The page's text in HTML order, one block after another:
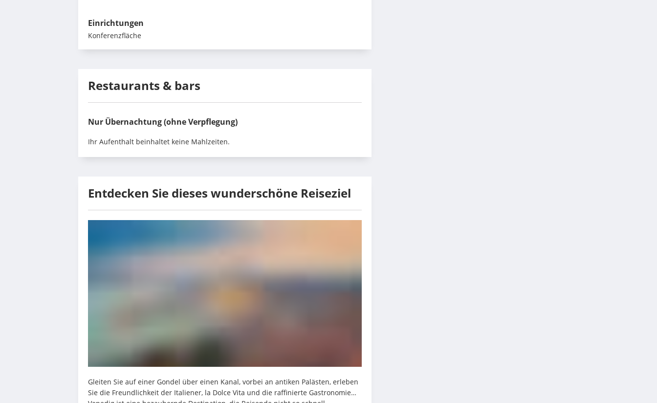
Einrichtungen
Konferenzfläche
Restaurants & bars
Nur Übernachtung (ohne Verpflegung)
Ihr Aufenthalt beinhaltet keine Mahlzeiten.
Entdecken Sie dieses wunderschöne Reiseziel
Gleiten Sie auf einer Gondel über einen Kanal, vorbei an antiken Palästen, erleben
Sie die Freundlichkeit der Italiener, la Dolce Vita und die raffinierte Gastronomie…